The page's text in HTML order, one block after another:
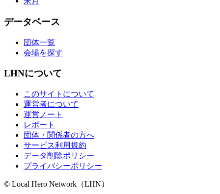
データベース
団体一覧
会場を探す
LHNについて
このサイトについて
運営者について
運営ノート
レポート
団体・関係者の方へ
サービス利用規約
データ削除ポリシー
プライバシーポリシー
© Local Hero Network（LHN）